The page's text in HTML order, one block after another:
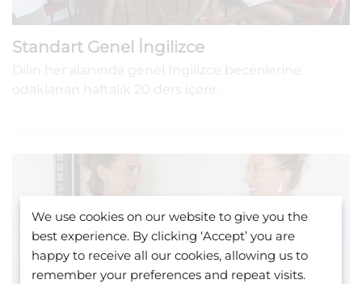
Standart Genel İngilizce
Dilin her alanında genel İngilizce becerilerine
odaklanan haftalık 20 ders içerir.
We use cookies on our website to give you the
best experience. By clicking ‘Accept’ you are
happy to receive all our cookies, allowing us to
remember your preferences and repeat visits.